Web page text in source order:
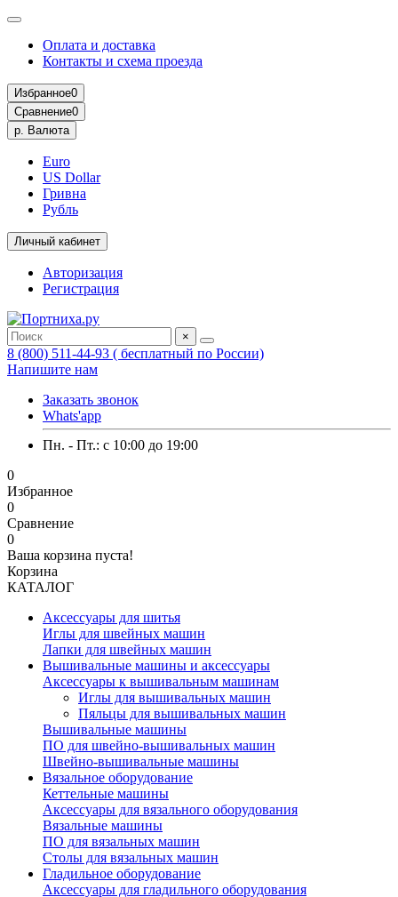
Оплата и доставка
Контакты и схема проезда
Избранное0
Сравнение0
р. Валюта
Euro
US Dollar
Гривна
Рубль
Личный кабинет
Авторизация
Регистрация
×
8 (800) 511-44-93 ( бесплатный по России)
Напишите нам
Заказать звонок
Whats'app
Пн. - Пт.: c 10:00 до 19:00
0
Избранное
0
Сравнение
0
Ваша корзина пуста!
Корзина
КАТАЛОГ
Аксессуары для шитья
Иглы для швейных машин
Лапки для швейных машин
Вышивальные машины и аксессуары
Аксессуары к вышивальным машинам
Иглы для вышивальных машин
Пяльцы для вышивальных машин
Вышивальные машины
ПО для швейно-вышивальных машин
Швейно-вышивальные машины
Вязальное оборудование
Кеттельные машины
Аксессуары для вязального оборудования
Вязальные машины
ПО для вязальных машин
Столы для вязальных машин
Гладильное оборудование
Аксессуары для гладильного оборудования